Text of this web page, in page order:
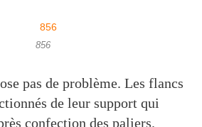
856
pas de problème. Les flancs
de leur support qui
confection des paliers.